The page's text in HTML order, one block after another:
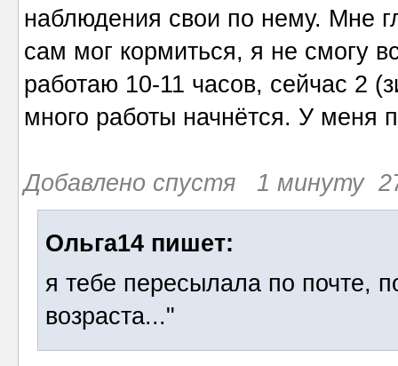
наблюдения свои по нему. Мне
сам мог кормиться, я не смогу
работаю 10-11 часов, сейчас 2
много работы начнётся. У меня
Добавлено спустя 1 минуту
Ольга14 пишет:
я тебе пересылала по почте,
возраста..."